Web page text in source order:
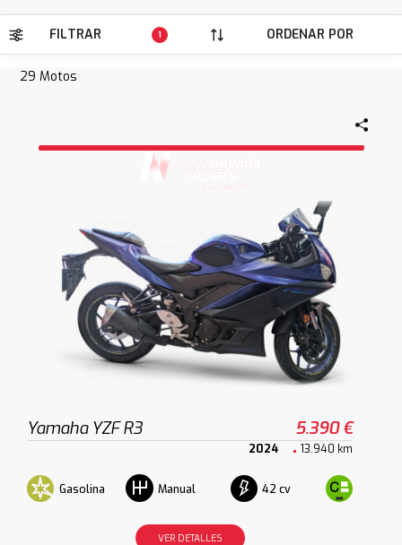
FILTRAR 1 ORDENAR POR
29 Motos
Yamaha YZF R3 5.390 €
2024 13.940 km
Gasolina Manual 42 cv
VER DETALLES